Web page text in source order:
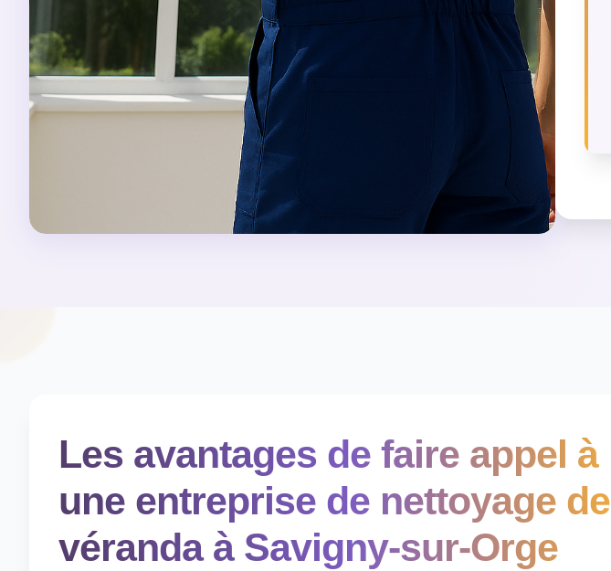
Les avantages de faire appel à
une entreprise de nettoyage de
véranda à Savigny-sur-Orge